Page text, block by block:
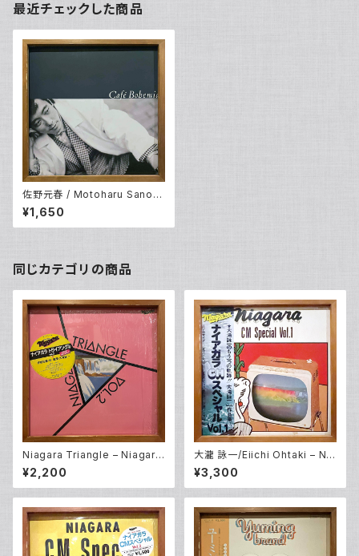
最近チェックした商品
佐野元春 / Motoharu Sano
With The Heartland – Cafe
Bohemia (LP)
¥1,650
同じカテゴリの商品
Niagara Triangle – Niagara
Triangle Vol.2 (LP)
¥2,200
大瀧 詠一/Eiichi Ohtaki – Nia
gara CM Special Vol. 1 (LP)
¥3,300